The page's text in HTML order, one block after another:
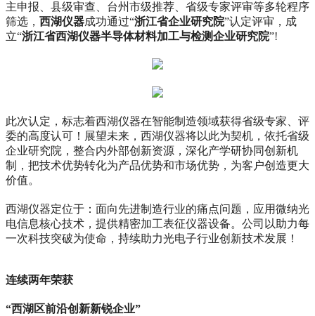
主申报、县级审查、台州市级推荐、省级专家评审等多轮程序
筛选， 西湖仪器成功通过“浙江省企业研究院”认定评审，成
立“浙江省西湖仪器半导体材料加工与检测企业研究院”!
此次认定，标志着西湖仪器在智能制造领域获得省级专家、评
委的高度认可！展望未来，西湖仪器将以此为契机，依托省级
企业研究院，整合内外部创新资源，深化产学研协同创新机
制，把技术优势转化为产品优势和市场优势，为客户创造更大
价值。
西湖仪器定位于：面向先进制造行业的痛点问题，应用微纳光
电信息核心技术，提供精密加工表征仪器设备。公司以助力每
一次科技突破为使命，持续助力光电子行业创新技术发展！
连续两年荣获
“西湖区前沿创新新锐企业”